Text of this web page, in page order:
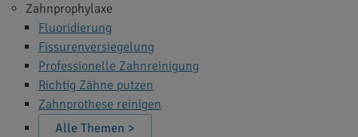
Zahnprophylaxe
Fluoridierung
Fissurenversiegelung
Professionelle Zahnreinigung
Richtig Zähne putzen
Zahnprothese reinigen
Alle Themen >